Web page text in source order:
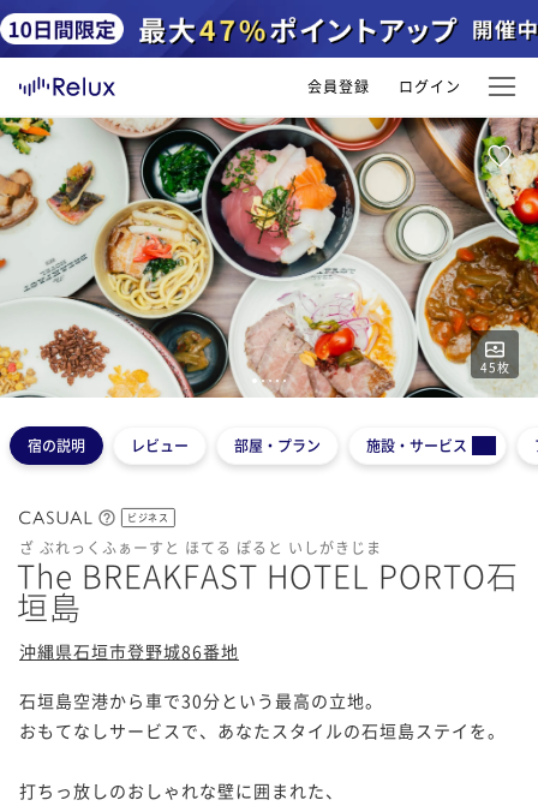
会員登録 ログイン
45枚
12345
宿の説明 レビュー 部屋・プラン 施設・サービス
ビジネス
ざ ぶれっくふぁーすと ほてる ぽると いしがきじま
The BREAKFAST HOTEL PORTO石
垣島
沖縄県石垣市登野城86番地
石垣島空港から車で30分という最高の立地。
おもてなしサービスで、あなたスタイルの石垣島ステイを。
打ちっ放しのおしゃれな壁に囲まれた、